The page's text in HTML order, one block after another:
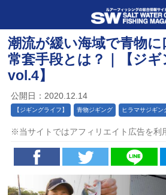
潮流が緩い海域で青物
常套手段とは？｜【ジ
vol.4】
公開日：2020.12.14
【ジギングライフ】 青物ジギング ヒラマサジギン
※当サイトではアフィリエイト広告を利